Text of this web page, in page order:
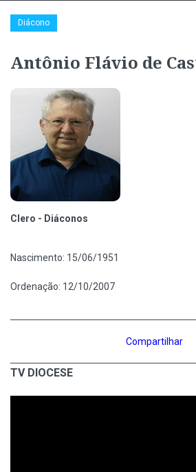
Diácono
Antônio Flávio de
Clero - Diáconos
Nascimento: 15/06/1951
Ordenação: 12/10/2007
Compartilhar
TV DIOCESE